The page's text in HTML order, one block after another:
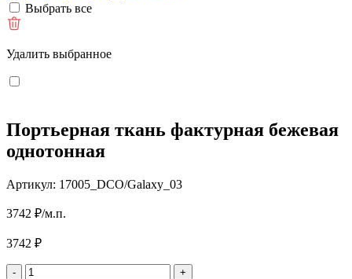
Выбрать все
Удалить выбранное
Портьерная ткань фактурная бежевая
однотонная
Артикул: 17005_DCO/Galaxy_03
3742 ₽/м.п.
3742 ₽
- +